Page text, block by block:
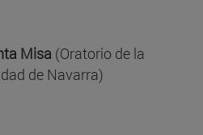
Misa (Oratorio de la
de Navarra)